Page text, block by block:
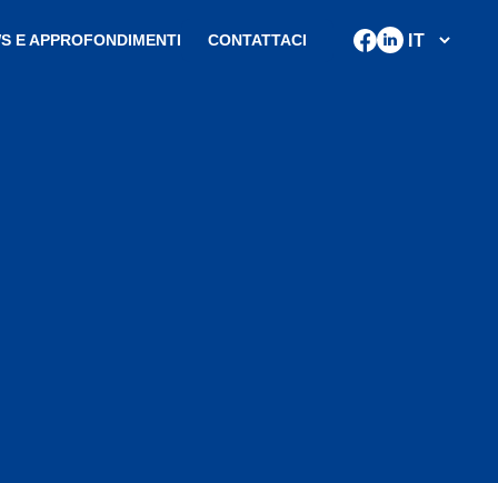
E APPROFONDIMENTI CONTATTACI